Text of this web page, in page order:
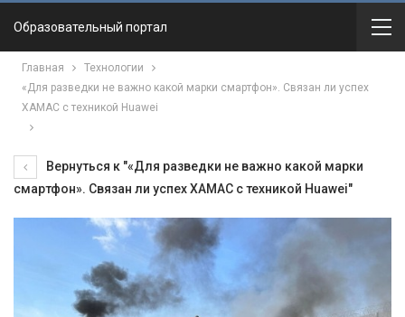
Образовательный портал
Главная
Технологии
«Для разведки не важно какой марки смартфон». Связан ли успех
ХАМАС с техникой Huawei
Вернуться к "«Для разведки не важно какой марки
смартфон». Связан ли успех ХАМАС с техникой Huawei"